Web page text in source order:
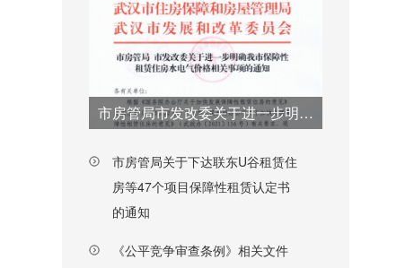
市房管局市发改委关于进一步明确我市保障性租赁水电气价格相关事项的通知
市房管局关于下达联东U谷租赁住
房等47个项目保障性租赁认定书
的通知
《公平竞争审查条例》相关文件